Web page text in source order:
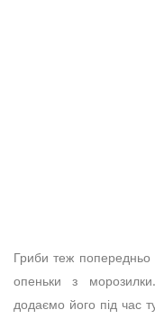
Гриби теж попередньо
опеньки з
додаємо його під час